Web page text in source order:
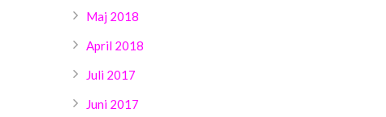
Maj 2018
April 2018
Juli 2017
Juni 2017